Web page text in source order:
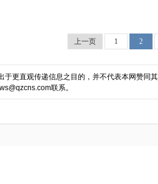
上一页 1 2
于更直观传递信息之目的，并不代表本网赞同
联系。